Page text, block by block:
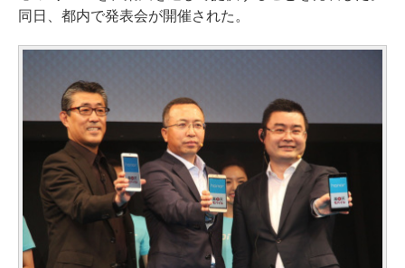
同日、都内で発表会が開催された。